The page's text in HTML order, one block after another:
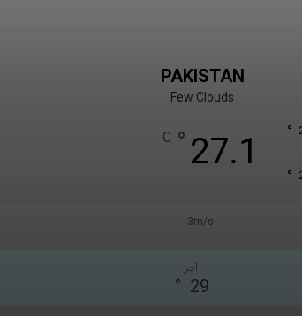
PAKISTAN
Few Clouds
27.1
°
C °
°
3m/s
آچر
29
°